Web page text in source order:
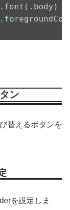
ン
替えるボタンを
を設定しま